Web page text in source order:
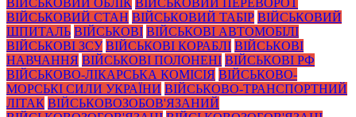
ВІЙСЬКОВИЙ СТАН ВІЙСЬКОВИЙ ТАБІР ВІЙСЬКОВИЙ
ШПИТАЛЬ ВІЙСЬКОВІ ВІЙСЬКОВІ АВТОМОБІЛІ
ВІЙСЬКОВІ ЗСУ ВІЙСЬКОВІ КОРАБЛІ ВІЙСЬКОВІ
НАВЧАННЯ ВІЙСЬКОВІ ПОЛОНЕНІ ВІЙСЬКОВІ РФ
ВІЙСЬКОВО-ЛІКАРСЬКА КОМІСІЯ ВІЙСЬКОВО-
МОРСЬКІ СИЛИ УКРАЇНИ ВІЙСЬКОВО-ТРАНСПОРТНИЙ
ЛІТАК ВІЙСЬКОВОЗОБОВ'ЯЗАНИЙ